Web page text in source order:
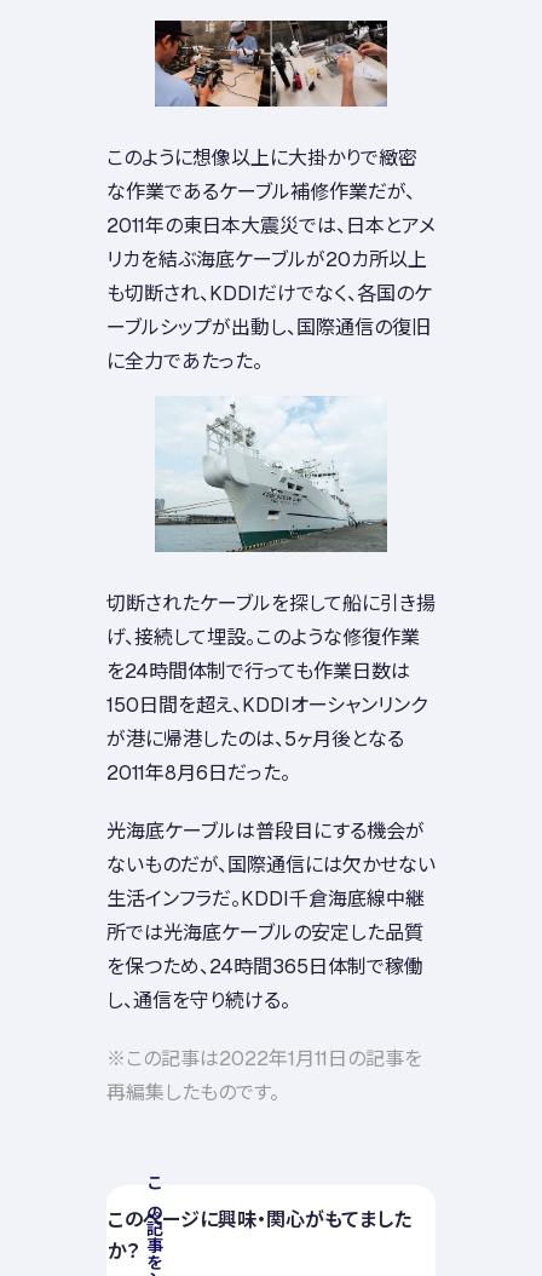
このように想像以上に大掛かりで緻密
な作業であるケーブル補修作業だが、
2011年の東日本大震災では、日本とアメ
リカを結ぶ海底ケーブルが20カ所以上
も切断され、KDDIだけでなく、各国のケ
ーブルシップが出動し、国際通信の復旧
に全力であたった。
切断されたケーブルを探して船に引き揚
げ、接続して埋設。このような修復作業
を24時間体制で行っても作業日数は
150日間を超え、KDDIオーシャンリンク
が港に帰港したのは、5ヶ月後となる
2011年8月6日だった。
光海底ケーブルは普段目にする機会が
ないものだが、国際通信には欠かせない
生活インフラだ。KDDI千倉海底線中継
所では光海底ケーブルの安定した品質
を保つため、24時間365日体制で稼働
し、通信を守り続ける。
※この記事は2022年1月11日の記事を
再編集したものです。
このページに興味・関心がもてました
か？